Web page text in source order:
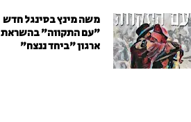
משה מינץ בסינגל חדש
״עם התקווה״ בהשראת
ארגון "ביחד ננצח"